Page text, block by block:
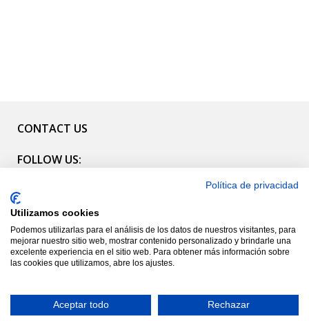
CONTACT US
FOLLOW US:
CATALOG
INFORMATION
NEWSLETTER
© 2022 Glory Bags S.L. Todos Los Derechos Reservados.
Política de privacidad
Utilizamos cookies
Podemos utilizarlas para el análisis de los datos de nuestros visitantes, para
mejorar nuestro sitio web, mostrar contenido personalizado y brindarle una
excelente experiencia en el sitio web. Para obtener más información sobre
las cookies que utilizamos, abre los ajustes.
Aceptar todo Rechazar